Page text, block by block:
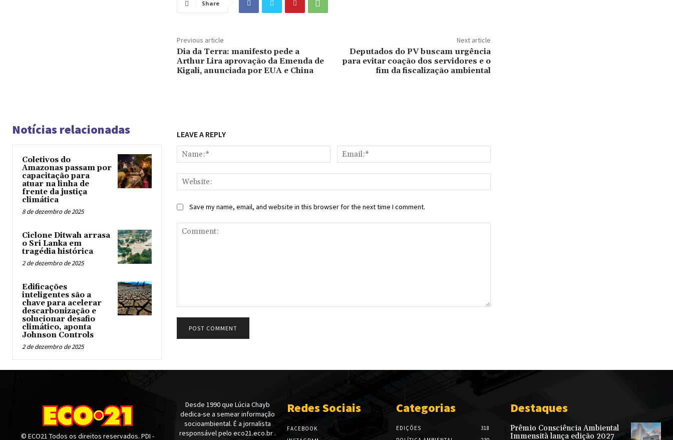
Share
Previous article
Dia da Terra: manifesto pede a
Arthur Lira aprovação da Emenda de
Kigali, anunciada por EUA e China
Next article
Deputados do PV buscam urgência
para evitar coação dos servidores e o
fim da fiscalização ambiental
Notícias relacionadas
Coletivos do
Amazonas passam por
capacitação para
atuar na linha de
frente da justiça
climática
8 de dezembro de 2025
Ciclone Ditwah arrasa
o Sri Lanka em
tragédia histórica
2 de dezembro de 2025
Edificações
inteligentes são a
chave para acelerar
descarbonização e
solucionar desafio
climático, aponta
Johnson Controls
2 de dezembro de 2025
LEAVE A REPLY
Name:*
Save my name, email, and website in this browser for the next time I comment.
© ECO21 Todos os direitos reservados. PDI -
Desde 1990 que Lúcia Chayb
dedica-se a semear informação
socioambiental. É a jornalista
responsável pelo eco21.eco.br .
Redes Sociais
FACEBOOK
Categorias
EDIÇÕES
318
Destaques
Prêmio Consciência Ambiental
Immensità lança edição 2027